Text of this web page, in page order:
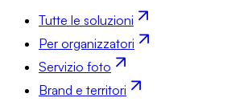
Tutte le soluzioni
Per organizzatori
Servizio foto
Brand e territori